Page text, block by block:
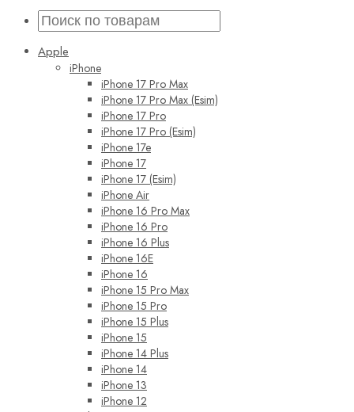
Apple
iPhone
iPhone 17 Pro Max
iPhone 17 Pro Max (Esim)
iPhone 17 Pro
iPhone 17 Pro (Esim)
iPhone 17e
iPhone 17
iPhone 17 (Esim)
iPhone Air
iPhone 16 Pro Max
iPhone 16 Pro
iPhone 16 Plus
iPhone 16E
iPhone 16
iPhone 15 Pro Max
iPhone 15 Pro
iPhone 15 Plus
iPhone 15
iPhone 14 Plus
iPhone 14
iPhone 13
iPhone 12